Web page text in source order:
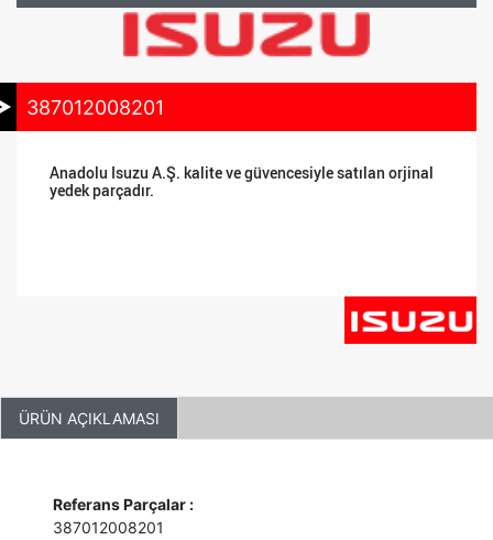
387012008201
Anadolu Isuzu A.Ş. kalite ve güvencesiyle satılan orjinal
yedek parçadır.
ÜRÜN AÇIKLAMASI
Referans Parçalar :
387012008201